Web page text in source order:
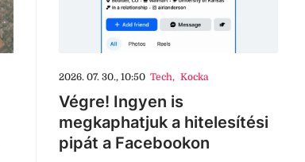
2026. 07. 30., 10:50 Tech, Kocka
Végre! Ingyen is
megkaphatjuk a hitelesítési
pipát a Facebookon